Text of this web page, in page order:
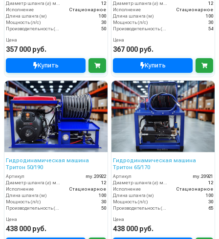
12
Исполнение
Стационарное
Длина шланга (м)
100
Мощность (л/с)
30
50
Цена
357 000 руб.
Купить
12
Исполнение
Стационарное
Длина шланга (м)
100
Мощность (л/с)
30
54
Цена
367 000 руб.
Купить
Гидродинамическая машина
Тритон 50/190
Артикул
my.20922
Диаметр шланга (⌀) мм:
12
Исполнение
Стационарное
Длина шланга (м)
100
Мощность (л/с)
30
Производительность (л/мин)
50
Цена
438 000 руб.
Гидродинамическая машина
Тритон 65/170
Артикул
my.20921
Диаметр шланга (⌀) мм:
12
Исполнение
Стационарное
Длина шланга (м)
100
Мощность (л/с)
30
Производительность (л/мин)
65
Цена
438 000 руб.